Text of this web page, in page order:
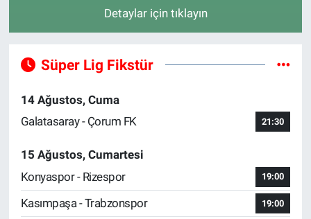
Detaylar için tıklayın
Süper Lig Fikstür
14 Ağustos, Cuma
Galatasaray - Çorum FK
21:30
15 Ağustos, Cumartesi
Konyaspor - Rizespor
19:00
Kasımpaşa - Trabzonspor 19:00